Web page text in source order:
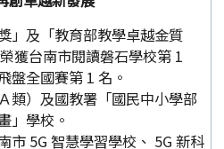
」及「教育部教學卓越金質
獲台南市閱讀磐石學校第 1
盤全國賽第 1 名。
類）及國教署「國民中小學部
」學校。
市 5G 智慧學習學校、 5G 新科